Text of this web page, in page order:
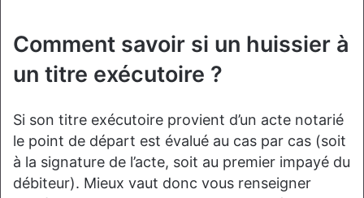
Comment savoir si un huissier à
un titre exécutoire ?
Si son titre exécutoire provient d’un acte notarié
le point de départ est évalué au cas par cas (soit
à la signature de l’acte, soit au premier impayé du
débiteur). Mieux vaut donc vous renseigner